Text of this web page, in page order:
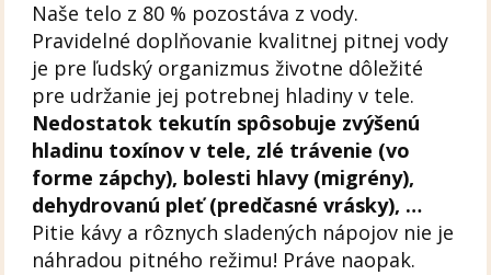
Naše telo z 80 % pozostáva z vody.
Pravidelné doplňovanie kvalitnej pitnej vody
je pre ľudský organizmus životne dôležité
pre udržanie jej potrebnej hladiny v tele.
Nedostatok tekutín spôsobuje zvýšenú
hladinu toxínov v tele, zlé trávenie (vo
forme zápchy), bolesti hlavy (migrény),
dehydrovanú pleť (predčasné vrásky), …
Pitie kávy a rôznych sladených nápojov nie je
náhradou pitného režimu! Práve naopak.